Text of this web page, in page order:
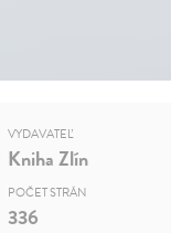
VYDAVATEĽ
Kniha Zlín
POČET STRÁN
336